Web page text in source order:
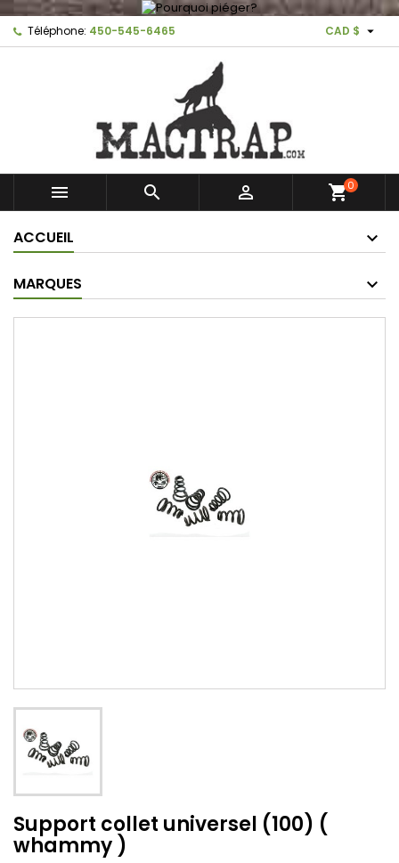
Téléphone: 450-545-6465 CAD $ 
   shopping_cart0
ACCUEIL
MARQUES
Support collet universel (100) (
whammy )